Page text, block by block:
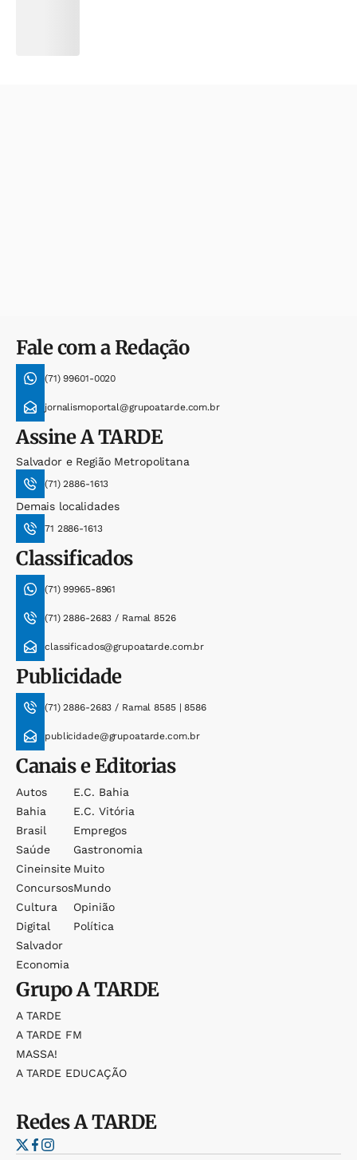
Fale com a Redação
(71) 99601-0020
jornalismoportal@grupoatarde.com.br
AssineA TARDE
Salvador e Região Metropolitana
(71) 2886-1613
Demais localidades
71 2886-1613
Classificados
(71) 99965-8961
(71) 2886-2683 / Ramal 8526
classificados@grupoatarde.com.br
Publicidade
(71) 2886-2683 / Ramal 8585 | 8586
publicidade@grupoatarde.com.br
Canais e Editorias
Autos
Bahia
Brasil
Saúde
Cineinsite
Concursos
Cultura
Digital
Salvador
Economia
E.c. Bahia
E.c. Vitória
Empregos
Gastronomia
Muito
Mundo
Opinião
Política
GrupoA TARDE
A TARDE
A TARDE FM
MASSA!
A TARDE EDUCAÇÃO
RedesA TARDE